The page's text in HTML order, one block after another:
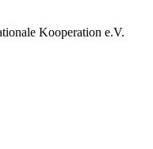
Kooperation e.V.